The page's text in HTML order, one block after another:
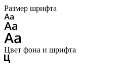
Размер шрифта
Цвет фона и шрифта